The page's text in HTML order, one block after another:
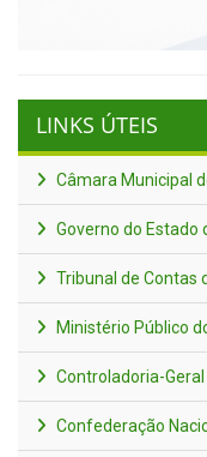
LINKS ÚTEIS
Câmara Municipal
Governo do Estado
Tribunal de Contas
Ministério Público
Controladoria-Geral
Confederação